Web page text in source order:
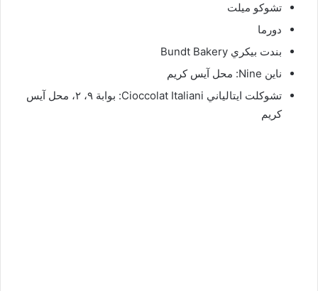
تشوكو ميلت
دورما
بندت بيكري Bundt Bakery
ناين Nine: محل آيس كريم
تشوكلت ايتالياني Cioccolat Italiani: بوابة ٩، ٢، محل آيس
كريم